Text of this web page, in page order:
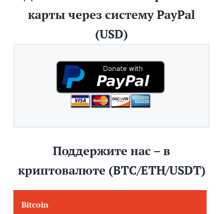
карты через систему PayPal
(USD)
Поддержите нас – в
криптовалюте (BTC/ETH/USDT)
Bitcoin